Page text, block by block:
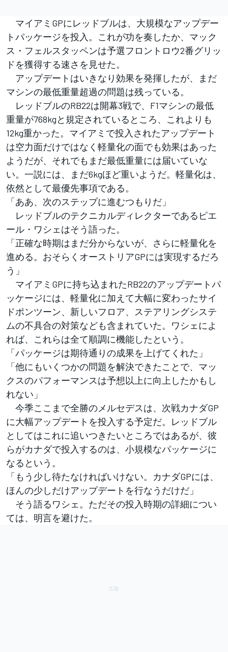
マイアミGPにレッドブルは、大規模なアップデー
トパッケージを投入。これが功を奏したか、マック
ス・フェルスタッペンは予選フロントロウ2番グリッ
ドを獲得する速さを見せた。
アップデートはいきなり効果を発揮したが、まだ
マシンの最低重量超過の問題は残っている。
レッドブルのRB22は開幕3戦で、F1マシンの最低
重量が768kgと規定されているところ、これよりも
12kg重かった。マイアミで投入されたアップデート
は空力面だけではなく軽量化の面でも効果はあった
ようだが、それでもまだ最低重量には届いていな
い。一説には、まだ6kgほど重いようだ。軽量化は、
依然として最優先事項である。
「ああ、次のステップに進むつもりだ」
レッドブルのテクニカルディレクターであるピエ
ール・ワシェはそう語った。
「正確な時期はまだ分からないが、さらに軽量化を
進める。おそらくオーストリアGPには実現するだろ
う」
マイアミGPに持ち込まれたRB22のアップデートパ
ッケージには、軽量化に加えて大幅に変わったサイ
ドポンツーン、新しいフロア、ステアリングシステ
ムの不具合の対策なども含まれていた。ワシェによ
れば、これらは全て順調に機能したという。
「パッケージは期待通りの成果を上げてくれた」
「他にもいくつかの問題を解決できたことで、マッ
クスのパフォーマンスは予想以上に向上したかもし
れない」
今季ここまで全勝のメルセデスは、次戦カナダGP
に大幅アップデートを投入する予定だ。レッドブル
としてはこれに追いつきたいところではあるが、彼
らがカナダで投入するのは、小規模なパッケージに
なるという。
「もう少し待たなければいけない。カナダGPには、
ほんの少しだけアップデートを行なうだけだ」
そう語るワシェ。ただその投入時期の詳細につい
ては、明言を避けた。